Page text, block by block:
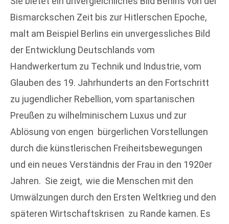
Bismarckschen Zeit bis zur Hitlerschen Epoche,
malt am Beispiel Berlins ein unvergessliches Bild
der Entwicklung Deutschlands vom
Handwerkertum zu Technik und Industrie, vom
Glauben des 19. Jahrhunderts an den Fortschritt
zu jugendlicher Rebellion, vom spartanischen
Preußen zu wilhelminischem Luxus und zur
Ablösung von engen bürgerlichen Vorstellungen
durch die künstlerischen Freiheitsbewegungen
und ein neues Verständnis der Frau in den 1920er
Jahren. Sie zeigt, wie die Menschen mit den
Umwälzungen durch den Ersten Weltkrieg und den
späteren Wirtschaftskrisen zu Rande kamen. Es